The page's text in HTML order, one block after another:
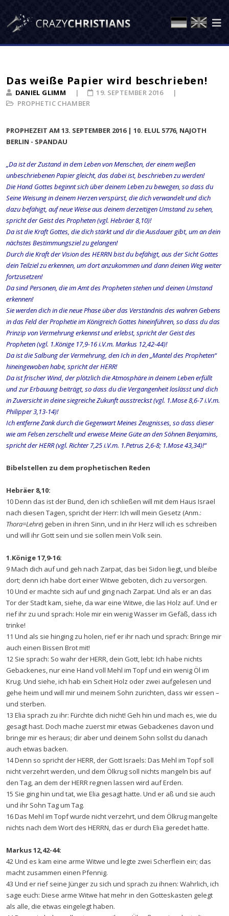
Das weiße Papier wird beschrieben!
DANIEL GLIMM
PROPHETIC CHAMBER
19. SEPTEMBER 2016
PROPHEZEIT AM 13. SEPTEMBER 2016 | 10. ELUL 5776, NAJOTH
BERLIN - SPANDAU
„Da ist der Zustand in dem Leben von Menschen, der einem weißen
unbeschriebenen Papier gleicht, das dabei ist, beschrieben zu werden!
Die Hand Gottes beginnt sich über deinem Leben zu bewegen, so dass du
Seine Weisung in deinem Herzen verspürst, die dich verwandelt und dich
dazu befähigt, auf neue Weise aus deinem derzeitigen Umstand zu sehen,
spricht der Geist des Propheten (vgl. Hebräer 8,10)!
Da ist die Kraft Gottes, die dich stärkt und dir die Ausdauer gibt, um an dein
nächstes Bestimmungsziel zu gelangen!
Durch die Kraft der Vision des HERRN bist du befähigt, aus der Sicht Gottes
dein Teilziel zu erkennen, um dort anzukommen und dann deinen Weg weiter
fortzusetzen!
Da sind Personen, die im Amt des Propheten stehen und deinen Umstand
erkennen!
Sie werden dich in die neue Phase über das Verständnis des wahren Gebens
in das Feld der Prophetie im Königreich Gottes hineinführen, so dass du das
Prinzip von Vermehrung erkennst und erlebst, spricht der Geist des
Propheten (vgl. 1.Könige 17,9-16 i.V.m. Markus 12,42-44)!
Da ist die Salbung der Vermehrung, den Ich in den „Mantel des Propheten“
hineingewoben habe, spricht der HERR!
Da ist frischer Wind, der plötzlich die Atmosphäre in deinem Leben erfüllt
und zur Erbauung beiträgt, so dass du die Vergangenheit loslässt und dich
in Zuversicht in deine siegreiche Zukunft ausstreckst (vgl. 1.Mose 8,6-7 i.V.m.
Philipper 3,13-14)!
Ich entferne Zank durch die Gegenwart Meines Zeugnisses, so dass dieser
wie am Felsen zerschellt und erweise Meine Güte an den Söhnen Benjamins,
spricht der HERR (vgl. Richter 7,25 i.V.m. 1.Petrus 2,6-8; 1.Mose 43,34)!“
Bibelstellen zu dem prophetischen Reden
Hebräer 8,10:
10 Denn das ist der Bund, den ich schließen will mit dem Haus Israel
nach diesen Tagen, spricht der Herr: Ich will mein Gesetz (Anm.:
Thora=Lehre) geben in ihren Sinn, und in ihr Herz will ich es schreiben
und will ihr Gott sein und sie sollen mein Volk sein.
1.Könige 17,9-16:
9 Mach dich auf und geh nach Zarpat, das bei Sidon liegt, und bleibe
dort; denn ich habe dort einer Witwe geboten, dich zu versorgen.
10 Und er machte sich auf und ging nach Zarpat. Und als er an das
Tor der Stadt kam, siehe, da war eine Witwe, die las Holz auf. Und er
rief ihr zu und sprach: Hole mir ein wenig Wasser im Gefäß, dass ich
trinke!
11 Und als sie hinging zu holen, rief er ihr nach und sprach: Bringe mir
auch einen Bissen Brot mit!
12 Sie sprach: So wahr der HERR, dein Gott, lebt: Ich habe nichts
Gebackenes, nur eine Hand voll Mehl im Topf und ein wenig Öl im
Krug. Und siehe, ich hab ein Scheit Holz oder zwei aufgelesen und
gehe heim und will mir und meinem Sohn zurichten, dass wir essen –
und sterben.
13 Elia sprach zu ihr: Fürchte dich nicht! Geh hin und mach es, wie du
gesagt hast. Doch mache zuerst mir etwas Gebackenes davon und
bringe mir es heraus; dir aber und deinem Sohn sollst du danach
auch etwas backen.
14 Denn so spricht der HERR, der Gott Israels: Das Mehl im Topf soll
nicht verzehrt werden, und dem Ölkrug soll nichts mangeln bis auf
den Tag, an dem der HERR regnen lassen wird auf Erden.
15 Sie ging hin und tat, wie Elia gesagt hatte. Und er aß und sie auch
und ihr Sohn Tag um Tag.
16 Das Mehl im Topf wurde nicht verzehrt, und dem Ölkrug mangelte
nichts nach dem Wort des HERRN, das er durch Elia geredet hatte.
Markus 12,42-44:
42 Und es kam eine arme Witwe und legte zwei Scherflein ein; das
macht zusammen einen Pfennig.
43 Und er rief seine Jünger zu sich und sprach zu ihnen: Wahrlich, ich
sage euch: Diese arme Witwe hat mehr in den Gotteskasten gelegt
als alle, die etwas eingelegt haben.